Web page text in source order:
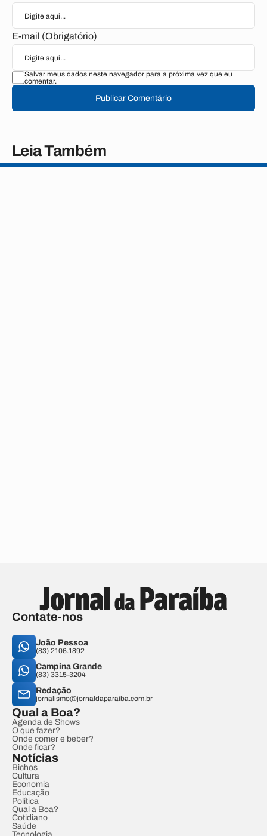
E-mail (Obrigatório)
Salvar meus dados neste navegador para a próxima vez que eu
comentar.
Publicar Comentário
Leia Também
Contate-nos
João Pessoa
(83) 2106.1892
Campina Grande
(83) 3315-3204
Redação
jornalismo@jornaldaparaiba.com.br
Qual a Boa?
Agenda de Shows
O que fazer?
Onde comer e beber?
Onde ficar?
Notícias
Bichos
Cultura
Economia
Educação
Política
Qual a Boa?
Cotidiano
Saúde